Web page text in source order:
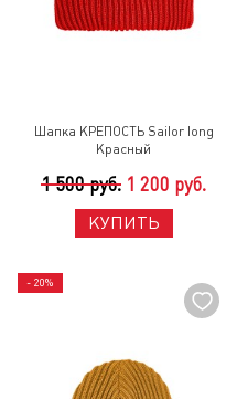
Шапка КРЕПОСТЬ Sailor long
Красный
1 500 руб. 1 200 руб.
КУПИТЬ
- 20%